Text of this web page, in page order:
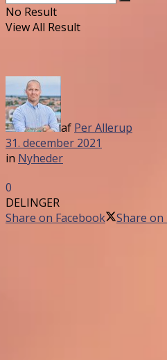
No Result
View All Result
af Per Allerup
31. december 2021
in Nyheder
0
DELINGER
Share on Facebook
Share